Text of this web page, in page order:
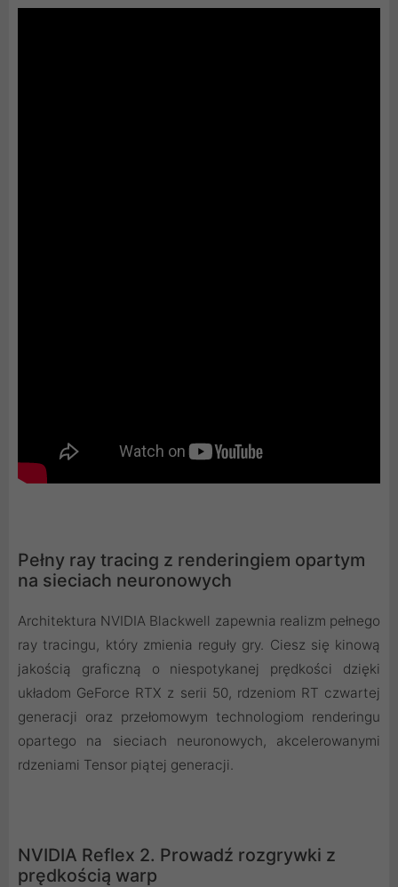
Pełny ray tracing z renderingiem opartym
na sieciach neuronowych
Architektura NVIDIA Blackwell zapewnia realizm pełnego
ray tracingu, który zmienia reguły gry. Ciesz się kinową
jakością graficzną o niespotykanej prędkości dzięki
układom GeForce RTX z serii 50, rdzeniom RT czwartej
generacji oraz przełomowym technologiom renderingu
opartego na sieciach neuronowych, akcelerowanymi
rdzeniami Tensor piątej generacji.
NVIDIA Reflex 2. Prowadź rozgrywki z
prędkością warp